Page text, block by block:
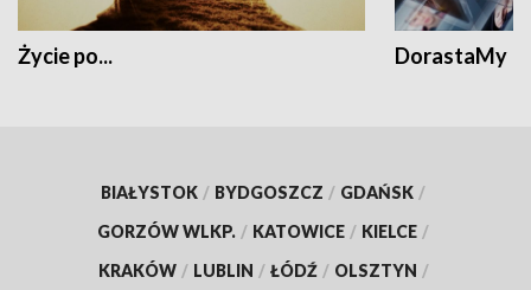
Życie po... DorastaMy
BIAŁYSTOK / BYDGOSZCZ / GDAŃSK /
GORZÓW WLKP. / KATOWICE / KIELCE /
KRAKÓW / LUBLIN / ŁÓDŹ / OLSZTYN /